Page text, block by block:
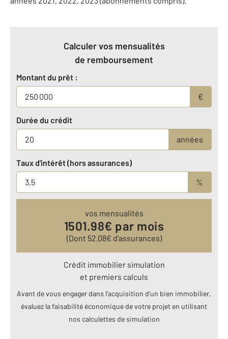
Calculer vos mensualités
de remboursement
Montant du prêt :
€
Durée du crédit
années
Taux d'intérêt (hors assurances)
%
vos mensualités
1501.98€ par mois
(Dont 52.08€ d’assurances)
Crédit immobilier simulation
et premiers calculs
Avant de vous engager dans l’acquisition d’un bien immobilier,
évaluez la faisabilité économique de votre projet en utilisant
nos calculettes de simulation